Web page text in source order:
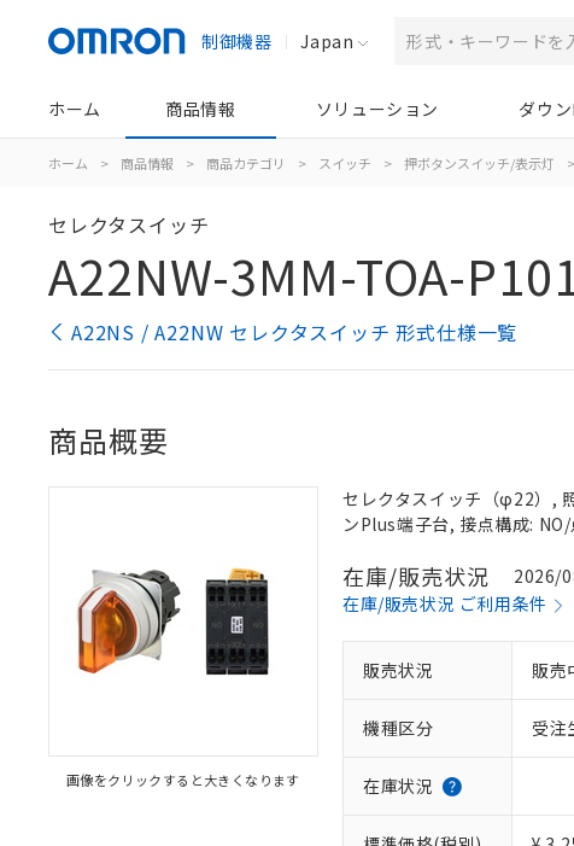
制御機器 Japan
ホーム 商品情報 ソリューション ダウ
ホーム > 商品情報 > 商品カテゴリ > スイッチ > 押ボタンスイッチ/表示灯 >
セレクタスイッチ
A22NW-3MM-TOA-
A22NS / A22NW セレクタスイッチ 形式仕様一覧
商品概要
画像をクリックすると大きくなります
セレクタスイッチ（φ22）,
ンPlus端子台, 接点構成:
在庫/販売状況
2026/
在庫/販売状況 ご利用条件
販売状況 販売
機種区分 受注
在庫状況